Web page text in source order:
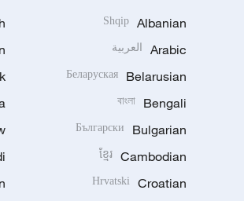
Albanian
Shqip
Arabic العربية
Belarusian
Беларуская
Bengali
বাংলা
Bulgarian
Български
Cambodian
ខ្មែរ
Croatian
Hrvatski